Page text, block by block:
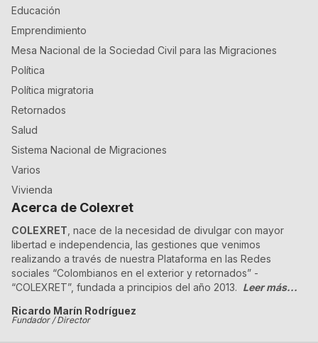
Educación
Emprendimiento
Mesa Nacional de la Sociedad Civil para las Migraciones
Política
Política migratoria
Retornados
Salud
Sistema Nacional de Migraciones
Varios
Vivienda
Acerca de Colexret
COLEXRET , nace de la necesidad de divulgar con mayor
libertad e independencia, las gestiones que venimos
realizando a través de nuestra Plataforma en las Redes
sociales “Colombianos en el exterior y retornados” -
“COLEXRET”, fundada a principios del año 2013. Leer más...
Ricardo Marín Rodríguez
Fundador / Director